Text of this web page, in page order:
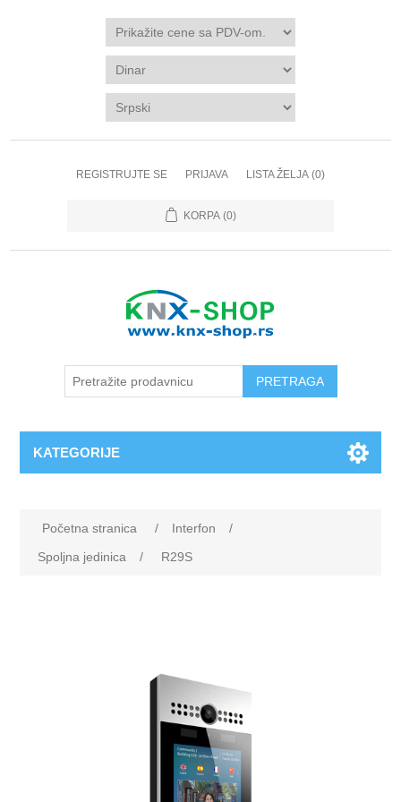
REGISTRUJTE SE PRIJAVA LISTA ŽELJA (0)
KORPA (0)
KATEGORIJE
Početna stranica / Interfon
/
Spoljna jedinica
/ R29S